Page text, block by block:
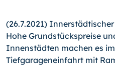
(26.7.2021)
Hohe Grundstückspreise
Innenstädten machen es
Tiefgarageneinfahrt mit